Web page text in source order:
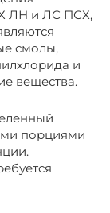
ЛН и ЛС ПСХ,
смолы,
и
вещества.
порциями